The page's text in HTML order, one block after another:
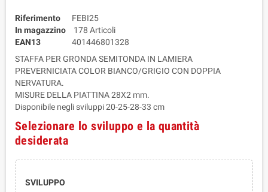
Riferimento
FEBI25
In magazzino
178 Articoli
EAN13
401446801328
STAFFA PER GRONDA SEMITONDA IN LAMIERA
PREVERNICIATA COLOR BIANCO/GRIGIO CON DOPPIA
NERVATURA.
MISURE DELLA PIATTINA 28X2 mm.
Disponibile negli sviluppi 20-25-28-33 cm
Selezionare lo sviluppo e la quantità
desiderata
SVILUPPO